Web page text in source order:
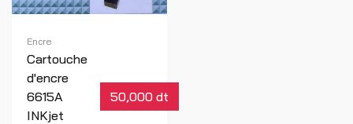
Encre
Cartouche
d'encre
6615A
INKjet
50,000 dt